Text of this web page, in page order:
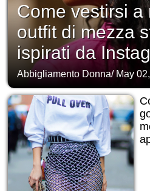
Come vestirsi a
outfit di mezza
ispirati da
Abbigliamento Donna/ May